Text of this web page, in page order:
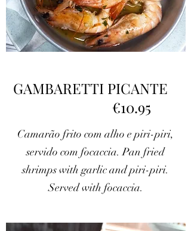
GAMBARETTI PICANTE
€10.95
Camarão frito com alho e piri-piri,
servido com focaccia. Pan fried
shrimps with garlic and piri-piri.
Served with focaccia.